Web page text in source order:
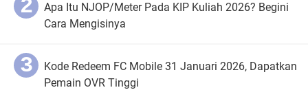
Apa Itu NJOP/Meter Pada KIP Kuliah 2026? Begini
Cara Mengisinya
Kode Redeem FC Mobile 31 Januari 2026, Dapatkan
Pemain OVR Tinggi